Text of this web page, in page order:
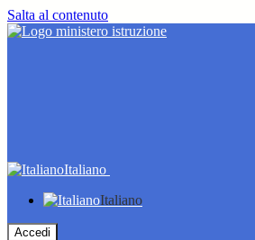
Salta al contenuto
Italiano
Italiano
Accedi